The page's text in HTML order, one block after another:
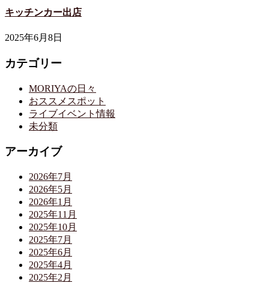
キッチンカー出店
2025年6月8日
カテゴリー
MORIYAの日々
おススメスポット
ライブイベント情報
未分類
アーカイブ
2026年7月
2026年5月
2026年1月
2025年11月
2025年10月
2025年7月
2025年6月
2025年4月
2025年2月